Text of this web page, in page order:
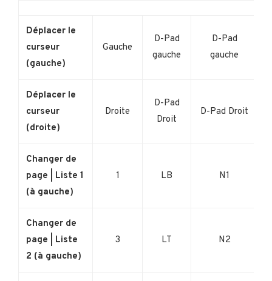
Déplacer le
curseur
(gauche)
Gauche
D-Pad
gauche
D-Pad
gauche
Déplacer le
curseur
(droite)
Droite
D-Pad
Droit
D-Pad Droit
Changer de
page | Liste 1
(à gauche)
1 LB N1
Changer de
page | Liste
2 (à gauche)
3 LT N2